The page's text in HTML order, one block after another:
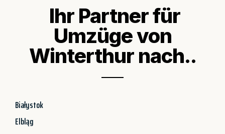
Ihr Partner für
Umzüge von
Winterthur nach..
Białystok
Elbląg